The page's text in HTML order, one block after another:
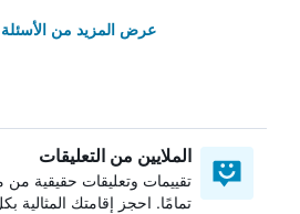
عرض المزيد من الأسئلة
الملايين من التعليقات
تقييمات وتعليقات حقيقية من
تمامًا. احجز إقامتك المثالية